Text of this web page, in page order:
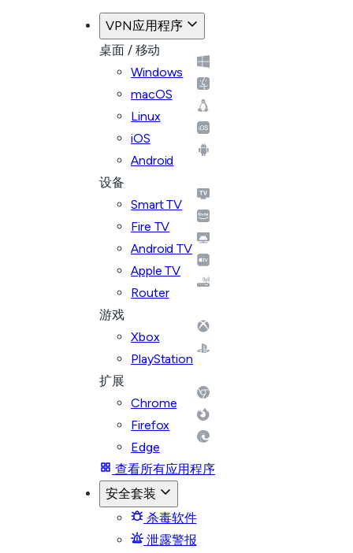
VPN应用程序
桌面 / 移动
Windows
macOS
Linux
iOS
Android
设备
Smart TV
Fire TV
Android TV
Apple TV
Router
游戏
Xbox
PlayStation
扩展
Chrome
Firefox
Edge
查看所有应用程序
安全套装
杀毒软件
泄露警报